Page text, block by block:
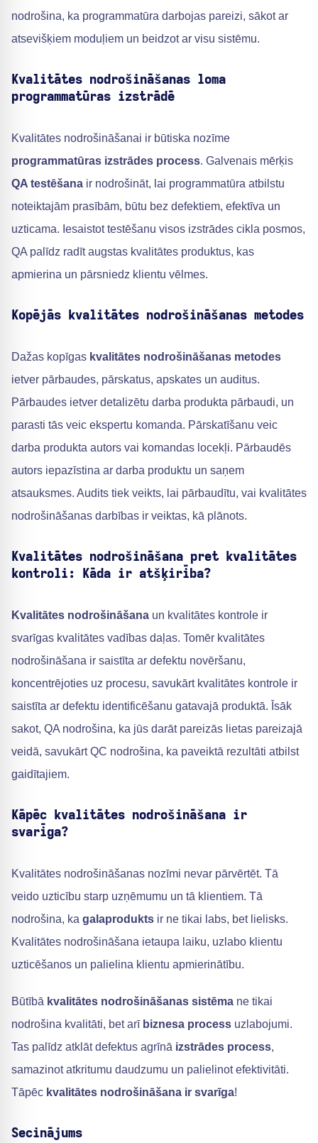
nodrošina, ka programmatūra darbojas pareizi, sākot ar
atsevišķiem moduļiem un beidzot ar visu sistēmu.
Kvalitātes nodrošināšanas loma
programmatūras izstrādē
Kvalitātes nodrošināšanai ir būtiska nozīme
programmatūras izstrādes process. Galvenais mērķis
QA testēšana ir nodrošināt, lai programmatūra atbilstu
noteiktajām prasībām, būtu bez defektiem, efektīva un
uzticama. Iesaistot testēšanu visos izstrādes cikla posmos,
QA palīdz radīt augstas kvalitātes produktus, kas
apmierina un pārsniedz klientu vēlmes.
Kopējās kvalitātes nodrošināšanas metodes
Dažas kopīgas kvalitātes nodrošināšanas metodes
ietver pārbaudes, pārskatus, apskates un auditus.
Pārbaudes ietver detalizētu darba produkta pārbaudi, un
parasti tās veic ekspertu komanda. Pārskatīšanu veic
darba produkta autors vai komandas locekļi. Pārbaudēs
autors iepazīstina ar darba produktu un saņem
atsauksmes. Audits tiek veikts, lai pārbaudītu, vai kvalitātes
nodrošināšanas darbības ir veiktas, kā plānots.
Kvalitātes nodrošināšana pret kvalitātes
kontroli: Kāda ir atšķirība?
Kvalitātes nodrošināšana un kvalitātes kontrole ir
svarīgas kvalitātes vadības daļas. Tomēr kvalitātes
nodrošināšana ir saistīta ar defektu novēršanu,
koncentrējoties uz procesu, savukārt kvalitātes kontrole ir
saistīta ar defektu identificēšanu gatavajā produktā. Īsāk
sakot, QA nodrošina, ka jūs darāt pareizās lietas pareizajā
veidā, savukārt QC nodrošina, ka paveiktā rezultāti atbilst
gaidītajiem.
Kāpēc kvalitātes nodrošināšana ir
svarīga?
Kvalitātes nodrošināšanas nozīmi nevar pārvērtēt. Tā
veido uzticību starp uzņēmumu un tā klientiem. Tā
nodrošina, ka galaprodukts ir ne tikai labs, bet lielisks.
Kvalitātes nodrošināšana ietaupa laiku, uzlabo klientu
uzticēšanos un palielina klientu apmierinātību.
Būtībā kvalitātes nodrošināšanas sistēma ne tikai
nodrošina kvalitāti, bet arī biznesa process uzlabojumi.
Tas palīdz atklāt defektus agrīnā izstrādes process,
samazinot atkritumu daudzumu un palielinot efektivitāti.
Tāpēc kvalitātes nodrošināšana ir svarīga!
Secinājums